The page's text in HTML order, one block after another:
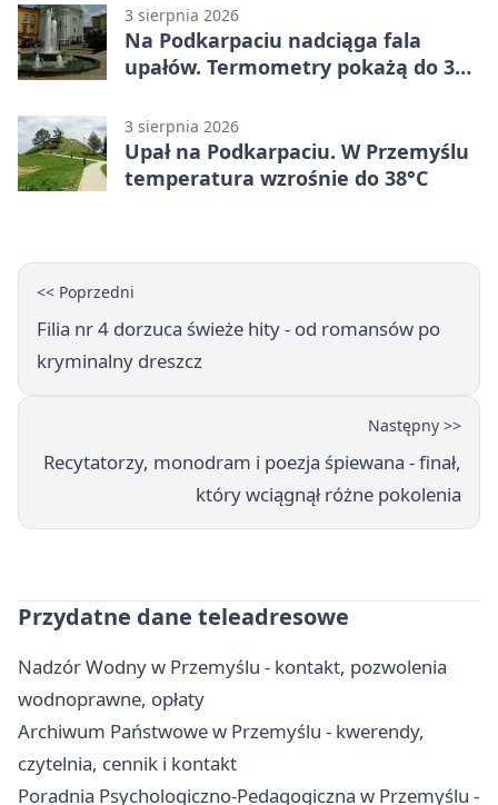
3 sierpnia 2026
Na Podkarpaciu nadciąga fala
upałów. Termometry pokażą do 36
3 sierpnia 2026
Upał na Podkarpaciu. W Przemyślu
temperatura wzrośnie do 38°C
<< Poprzedni
Filia nr 4 dorzuca świeże hity - od romansów po
kryminalny dreszcz
Następny >>
Recytatorzy, monodram i poezja śpiewana - finał,
który wciągnął różne pokolenia
Przydatne dane teleadresowe
Nadzór Wodny w Przemyślu - kontakt, pozwolenia
wodnoprawne, opłaty
Archiwum Państwowe w Przemyślu - kwerendy,
czytelnia, cennik i kontakt
Poradnia Psychologiczno-Pedagogiczna w Przemyślu -